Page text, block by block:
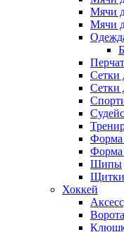
Мячи
Мячи
Сетки
Сетки
Форма
Форма
Шипы
Щитки
Хоккей